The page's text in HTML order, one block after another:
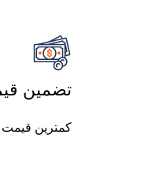
تضمین
کمترین